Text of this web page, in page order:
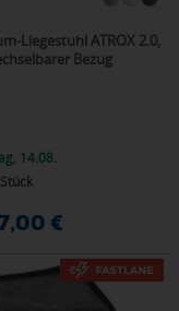
Liegestuhl ATROX 2.0,
Bezug
14.08.
€